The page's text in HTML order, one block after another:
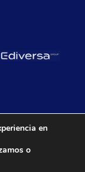
en
o